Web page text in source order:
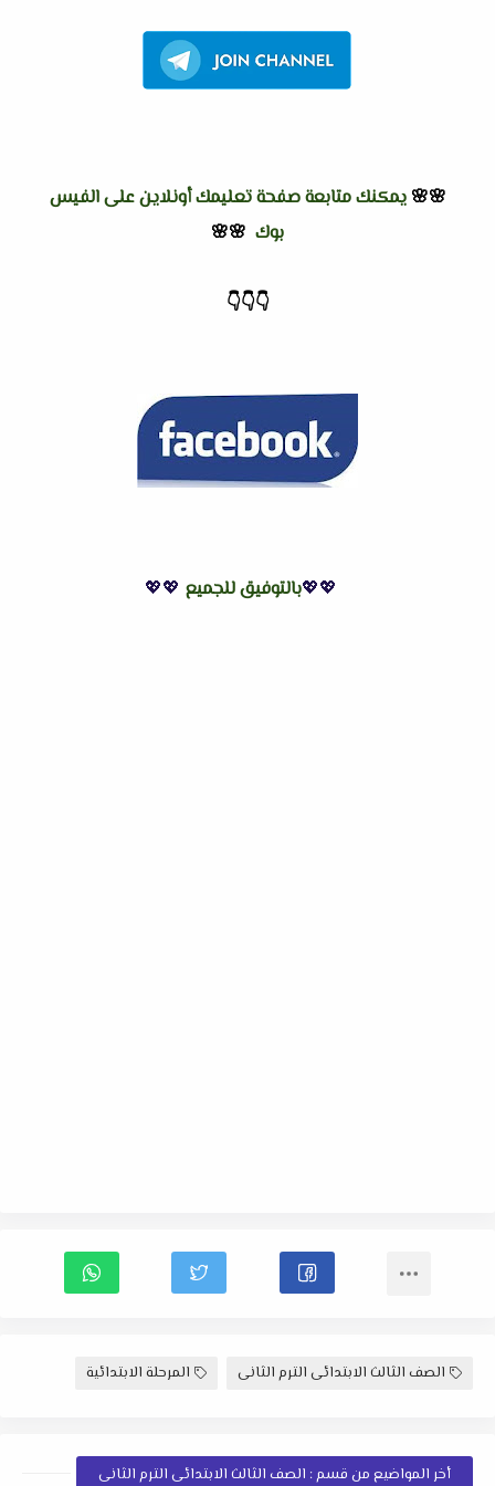
🌸🌸 يمكنك متابعة صفحة تعليمك أونلاين على الفيس
بوك 🌸🌸
👇
👇
👇
💖💖بالتوفيق للجميع 💖💖
الصف الثالث الابتدائى الترم الثانى المرحلة الابتدائية
أخر المواضيع من قسم : الصف الثالث الابتدائى الترم الثانى